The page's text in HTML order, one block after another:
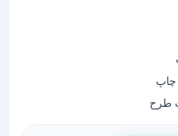
چاپ
طرح